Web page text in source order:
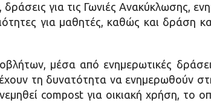
για τις Γωνιές Ανακύκλωσης,
για μαθητές, καθώς και δράση
μέσα από ενημερωτικές
τη δυνατότητα να ενημερωθούν
compost για οικιακή χρήση, το